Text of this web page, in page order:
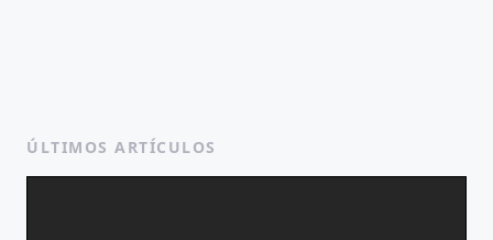
ÚLTIMOS ARTÍCULOS